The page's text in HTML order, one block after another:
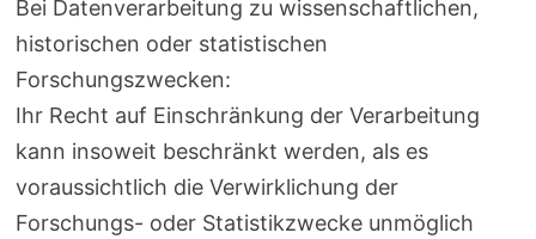
Bei Datenverarbeitung zu wissenschaftlichen,
historischen oder statistischen
Forschungszwecken:
Ihr Recht auf Einschränkung der Verarbeitung
kann insoweit beschränkt werden, als es
voraussichtlich die Verwirklichung der
Forschungs- oder Statistikzwecke unmöglich